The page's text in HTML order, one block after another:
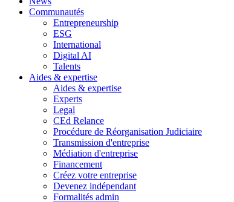
Communautés
Entrepreneurship
ESG
International
Digital AI
Talents
Aides & expertise
Aides & expertise
Experts
Legal
CEd Relance
Procédure de Réorganisation Judiciaire
Transmission d'entreprise
Médiation d'entreprise
Financement
Créez votre entreprise
Devenez indépendant
Formalités admin